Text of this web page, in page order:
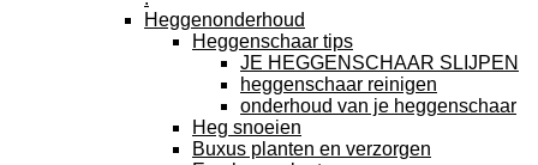
Heggenonderhoud
Heggenschaar tips
JE HEGGENSCHAAR SLIJPEN
heggenschaar reinigen
onderhoud van je heggenschaar
Heg snoeien
Buxus planten en verzorgen